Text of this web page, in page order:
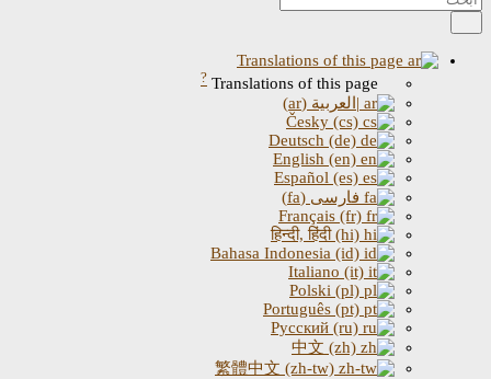
Translations of this page
Translations of this page
?
|العربية (ar)
Česky (cs)
Deutsch (de)
English (en)
Español (es)
فارسی (fa)
Русский (ru)
中文 (zh)
繁體中文 (zh-tw)